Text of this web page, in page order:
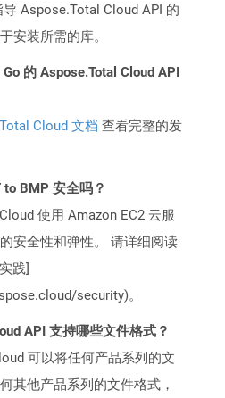
Aspose.Total Cloud API 的
安装所需的库。
的 Aspose.Total Cloud API
Cloud 文档 查看完整的发
to BMP 安全吗？
使用 Amazon EC2 云服
安全性和弹性。 请详细阅读
践]
security)。
API 支持哪些文件格式？
可以将任何产品系列的文
其他产品系列的文件格式，